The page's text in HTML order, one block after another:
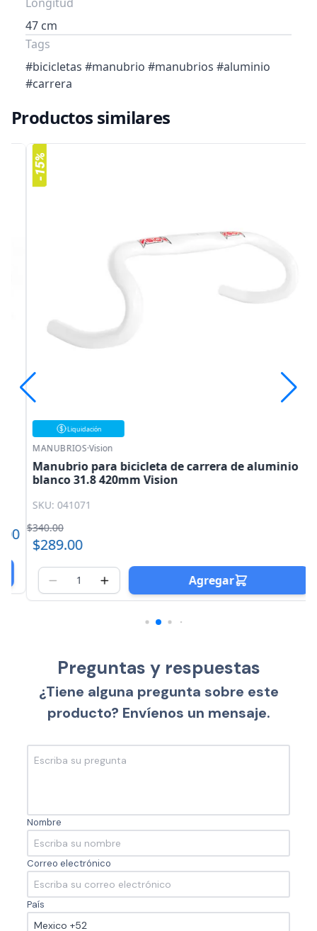
47 cm
Tags
#bicicletas #manubrio #manubrios #aluminio
#carrera
Productos similares
Liquidación
MANUBRIOS·Vision
Manubrio para bicicleta de carrera de aluminio
blanco 31.8 420mm Vision
SKU: 041071
$340.00
$289.00
Agregar
Preguntas y respuestas
¿Tiene alguna pregunta sobre este
producto? Envíenos un mensaje.
Nombre
Correo electrónico
País